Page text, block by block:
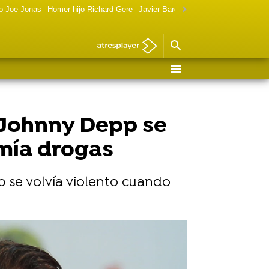
Joe Jonas Homer hijo Richard Gere Javier Bardem política
Depp se
drogas
se volvía violento cuando